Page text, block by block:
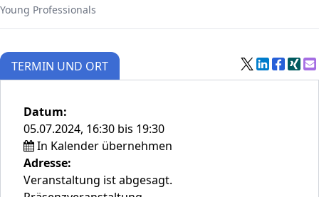
Young Professionals
TERMIN UND ORT
Datum:
05.07.2024, 16:30 bis 19:30
In Kalender übernehmen
Adresse:
Veranstaltung ist abgesagt.